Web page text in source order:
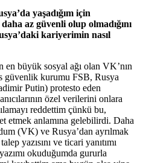
yaşadığım için
az güvenli olup olmadığını
kariyerimin nasıl
en büyük sosyal ağı olan VK’nın
güvenlik kurumu FSB, Rusya
Putin) protesto eden
özel verilerini onlara
reddettim çünkü bu,
etmek anlamına gelebilirdi. Daha
(VK) ve Rusya’dan ayrılmak
yazısını ve ticari yanıtımı
okuduğumda gururla